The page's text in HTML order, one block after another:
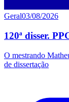
Geral03/08/2026
120ª disser.
O mestrando
de dissertação